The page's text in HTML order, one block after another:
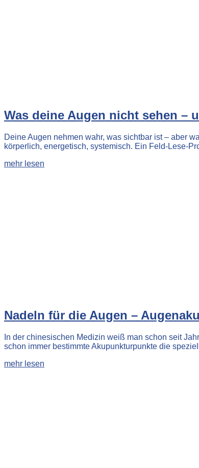
Was deine Augen nicht sehen –
Deine Augen nehmen wahr, was sichtbar ist – aber
körperlich, energetisch, systemisch. Ein Feld-Lese-
mehr lesen
Nadeln für die Augen –
In der chinesischen Medizin weiß man schon seit
schon immer bestimmte Akupunkturpunkte die
mehr lesen